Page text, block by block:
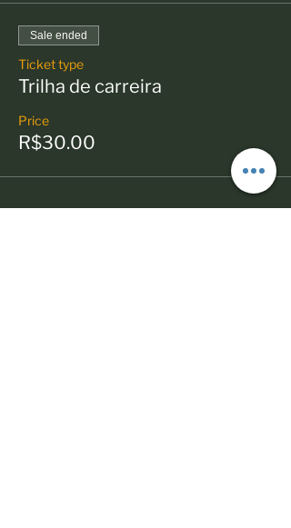
Sale ended
Ticket type
Trilha de carreira
Price
R$30.00